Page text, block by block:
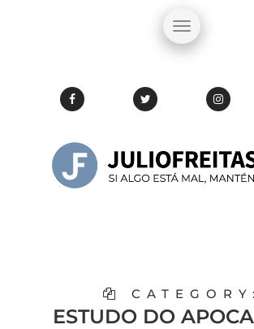
CATEGORY:
ESTUDO DO